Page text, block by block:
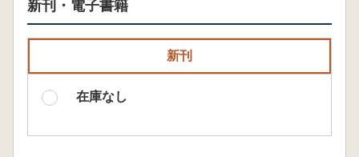
新刊・電子書籍
新刊
在庫なし